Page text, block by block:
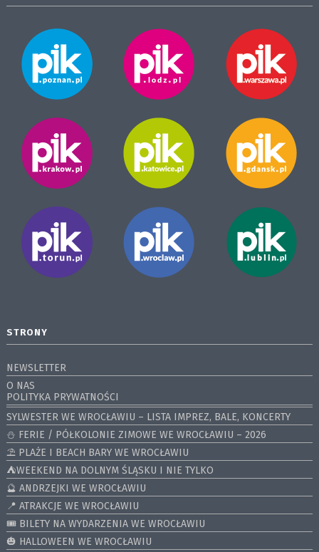
STRONY
NEWSLETTER
O NAS
POLITYKA PRYWATNOŚCI
SYLWESTER WE WROCŁAWIU – LISTA IMPREZ, BALE, KONCERTY
⛄️ FERIE / PÓŁKOLONIE ZIMOWE WE WROCŁAWIU – 2026
⛱️ PLAŻE I BEACH BARY WE WROCŁAWIU
⛺️WEEKEND NA DOLNYM ŚLĄSKU I NIE TYLKO
🔮 ANDRZEJKI WE WROCŁAWIU
📍 ATRAKCJE WE WROCŁAWIU
🎟️ BILETY NA WYDARZENIA WE WROCŁAWIU
🎃 HALLOWEEN WE WROCŁAWIU